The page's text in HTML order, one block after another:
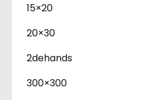
15×20
20×30
2dehands
300×300